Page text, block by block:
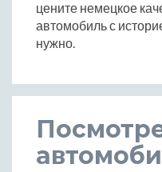
цените немецкое
автомобиль с
нужно.